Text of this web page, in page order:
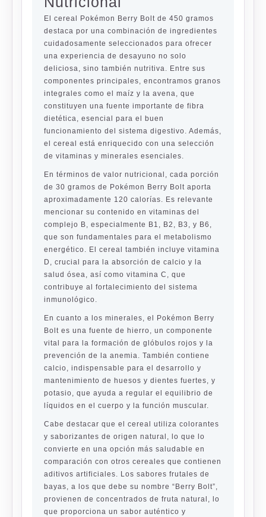
El cereal Pokémon Berry Bolt de 450 gramos
destaca por una combinación de ingredientes
cuidadosamente seleccionados para ofrecer
una experiencia de desayuno no solo
deliciosa, sino también nutritiva. Entre sus
componentes principales, encontramos granos
integrales como el maíz y la avena, que
constituyen una fuente importante de fibra
dietética, esencial para el buen
funcionamiento del sistema digestivo. Además,
el cereal está enriquecido con una selección
de vitaminas y minerales esenciales.
En términos de valor nutricional, cada porción
de 30 gramos de Pokémon Berry Bolt aporta
aproximadamente 120 calorías. Es relevante
mencionar su contenido en vitaminas del
complejo B, especialmente B1, B2, B3, y B6,
que son fundamentales para el metabolismo
energético. El cereal también incluye vitamina
D, crucial para la absorción de calcio y la
salud ósea, así como vitamina C, que
contribuye al fortalecimiento del sistema
inmunológico.
En cuanto a los minerales, el Pokémon Berry
Bolt es una fuente de hierro, un componente
vital para la formación de glóbulos rojos y la
prevención de la anemia. También contiene
calcio, indispensable para el desarrollo y
mantenimiento de huesos y dientes fuertes, y
potasio, que ayuda a regular el equilibrio de
líquidos en el cuerpo y la función muscular.
Cabe destacar que el cereal utiliza colorantes
y saborizantes de origen natural, lo que lo
convierte en una opción más saludable en
comparación con otros cereales que contienen
aditivos artificiales. Los sabores frutales de
bayas, a los que debe su nombre “Berry Bolt”,
provienen de concentrados de fruta natural, lo
que proporciona un sabor auténtico y